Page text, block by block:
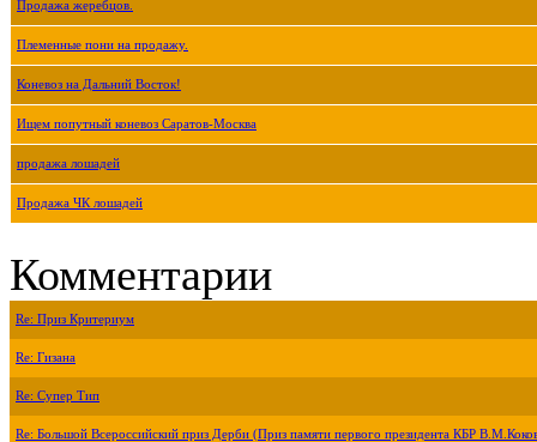
Продажа жеребцов.
Племенные пони на продажу.
Коневоз на Дальний Восток!
Ищем попутный коневоз Саратов-Москва
продажа лошадей
Продажа ЧК лошадей
Комментарии
Re: Приз Критериум
Re: Гизана
Re: Супер Тип
Re: Большой Всероссийский приз Дерби (Приз памяти первого президента КБР